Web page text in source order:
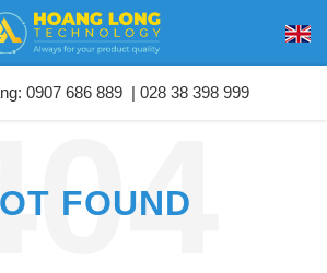
0907 686 889 | 028 38 398 999
FOUND